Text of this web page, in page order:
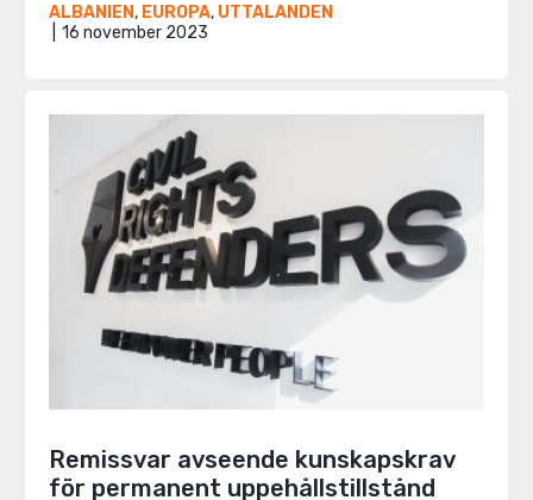
ALBANIEN, EUROPA, UTTALANDEN
16 november 2023
Remissvar avseende kunskapskrav
för permanent uppehållstillstånd